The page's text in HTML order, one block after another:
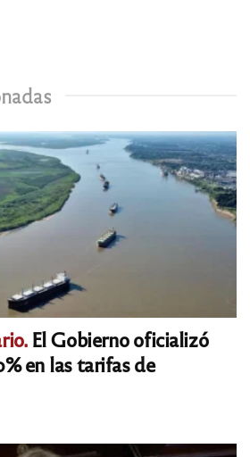
El Gobierno oficializó
en las tarifas de